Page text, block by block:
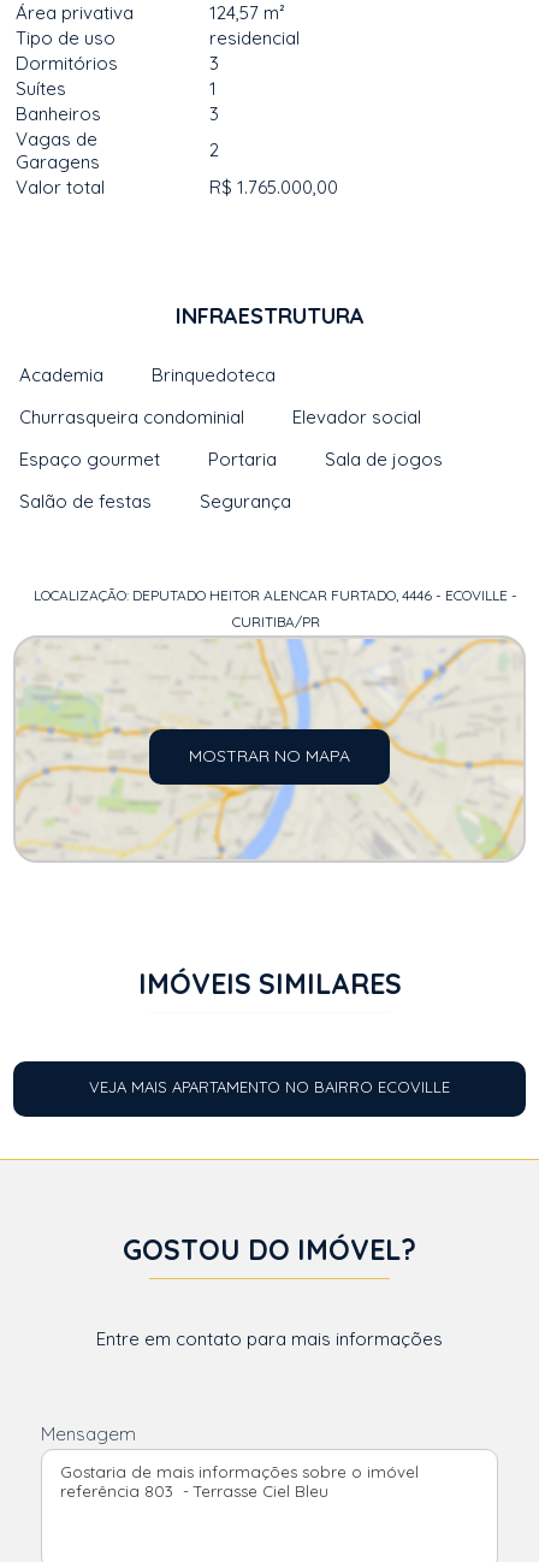
Área privativa
124,57 m²
Tipo de uso
residencial
Dormitórios
3
Suítes
1
Banheiros
3
Vagas de
Garagens
2
Valor total
R$ 1.765.000,00
INFRAESTRUTURA
Academia
Brinquedoteca
Churrasqueira condominial
Elevador social
Espaço gourmet
Portaria
Sala de jogos
Salão de festas
Segurança
LOCALIZAÇÃO: DEPUTADO HEITOR ALENCAR FURTADO, 4446 - ECOVILLE -
CURITIBA/PR
MOSTRAR NO MAPA
IMÓVEIS SIMILARES
VEJA MAIS APARTAMENTO NO BAIRRO ECOVILLE
GOSTOU DO IMÓVEL?
Entre em contato para mais informações
Mensagem